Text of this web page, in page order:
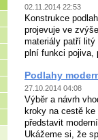
02.11.2014 22:53
Konstrukce
projevuje ve
materiály patří litý
plní funkci pojiva,
Podlahy
27.10.2014 04:08
Výběr a návrh
kroky na cestě
představit
Ukážeme si, že